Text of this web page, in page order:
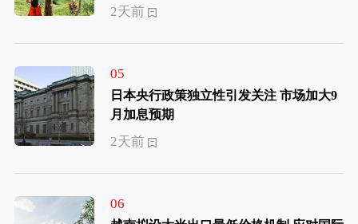
2天前
05
日本央行政策独立性引发关注 市场加大9
月加息预期
2天前
06